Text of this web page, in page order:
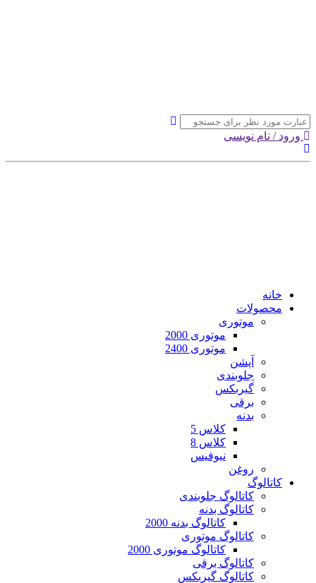
ورود / نام نویسی
خانه
محصولات
موتوری
موتوری 2000
موتوری 2400
آپشن
جلوبندی
گیربکس
برقی
بدنه
کلاس 5
کلاس 8
نیوفیس
روغن
کاتالوگ
کاتالوگ جلوبندی
کاتالوگ بدنه
کاتالوگ بدنه 2000
کاتالوگ موتوری
کاتالوگ موتوری 2000
کاتالوگ برقی
کاتالوگ گیربکس